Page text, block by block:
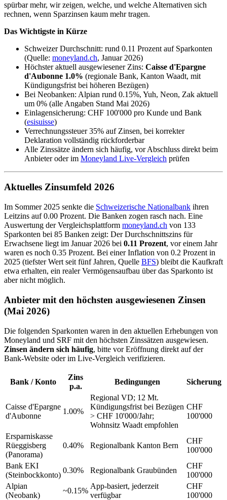
spürbar mehr, wir zeigen, welche, und welche Alternativen sich
rechnen, wenn Sparzinsen kaum mehr tragen.
Das Wichtigste in Kürze
Schweizer Durchschnitt: rund 0.11 Prozent auf Sparkonten
(Quelle: moneyland.ch, Januar 2026)
Höchster aktuell ausgewiesener Zins: Caisse d'Epargne
d'Aubonne 1.0% (regionale Bank, Kanton Waadt, mit
Kündigungsfrist bei höheren Bezügen)
Bei Neobanken: Alpian rund 0.15%, Yuh, Neon, Zak aktuell
um 0% (alle Angaben Stand Mai 2026)
Einlagensicherung: CHF 100'000 pro Kunde und Bank
(esisuisse)
Verrechnungssteuer 35% auf Zinsen, bei korrekter
Deklaration vollständig rückforderbar
Alle Zinssätze ändern sich häufig, vor Abschluss direkt beim
Anbieter oder im Moneyland Live-Vergleich prüfen
Aktuelles Zinsumfeld 2026
Im Sommer 2025 senkte die Schweizerische Nationalbank ihren
Leitzins auf 0.00 Prozent. Die Banken zogen rasch nach. Eine
Auswertung der Vergleichsplattform moneyland.ch von 133
Sparkonten bei 85 Banken zeigt: Der Durchschnittszins für
Erwachsene liegt im Januar 2026 bei 0.11 Prozent, vor einem Jahr
waren es noch 0.35 Prozent. Bei einer Inflation von 0.2 Prozent in
2025 (tiefster Wert seit fünf Jahren, Quelle BFS) bleibt die Kaufkraft
etwa erhalten, ein realer Vermögensaufbau über das Sparkonto ist
aber nicht möglich.
Anbieter mit den höchsten ausgewiesenen Zinsen
(Mai 2026)
Die folgenden Sparkonten waren in den aktuellen Erhebungen von
Moneyland und SRF mit den höchsten Zinssätzen ausgewiesen.
Zinsen ändern sich häufig, bitte vor Eröffnung direkt auf der
Bank-Website oder im Live-Vergleich verifizieren.
Bank / Konto
Zins
p.a.
Bedingungen Sicherung
Caisse d'Epargne
d'Aubonne
1.00%
Regional VD; 12 Mt.
Kündigungsfrist bei Bezügen
> CHF 10'000/Jahr;
Wohnsitz Waadt empfohlen
CHF
100'000
Ersparniskasse
Rüeggisberg
(Panorama)
0.40% Regionalbank Kanton Bern
CHF
100'000
Bank EKI
(Steinbockkonto)
0.30% Regionalbank Graubünden
CHF
100'000
Alpian
(Neobank)
~0.15%
App-basiert, jederzeit
verfügbar
CHF
100'000